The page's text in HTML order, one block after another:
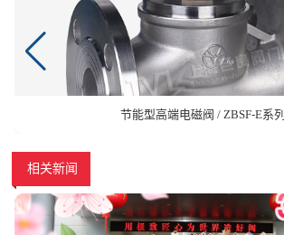
节能型高端电磁阀 / ZBSF-E系列
相关新闻